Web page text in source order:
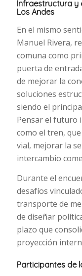
Infraestructura y
Los Andes
En el mismo
Manuel Rivera,
comuna como
puerta de
de mejorar la
soluciones
siendo el
Pensar el futuro
como el tren,
vial, mejorar la
intercambio
Durante el
desafíos
transporte de
de diseñar
plazo que
proyección
Participantes de